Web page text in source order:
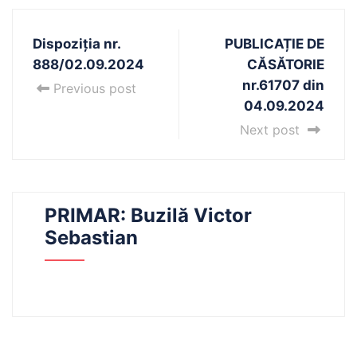
Dispoziția nr.
888/02.09.2024
Previous post
PUBLICAȚIE DE
CĂSĂTORIE
nr.61707 din
04.09.2024
Next post
PRIMAR: Buzilă Victor
Sebastian